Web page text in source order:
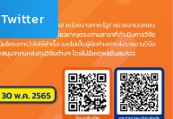
Twitter